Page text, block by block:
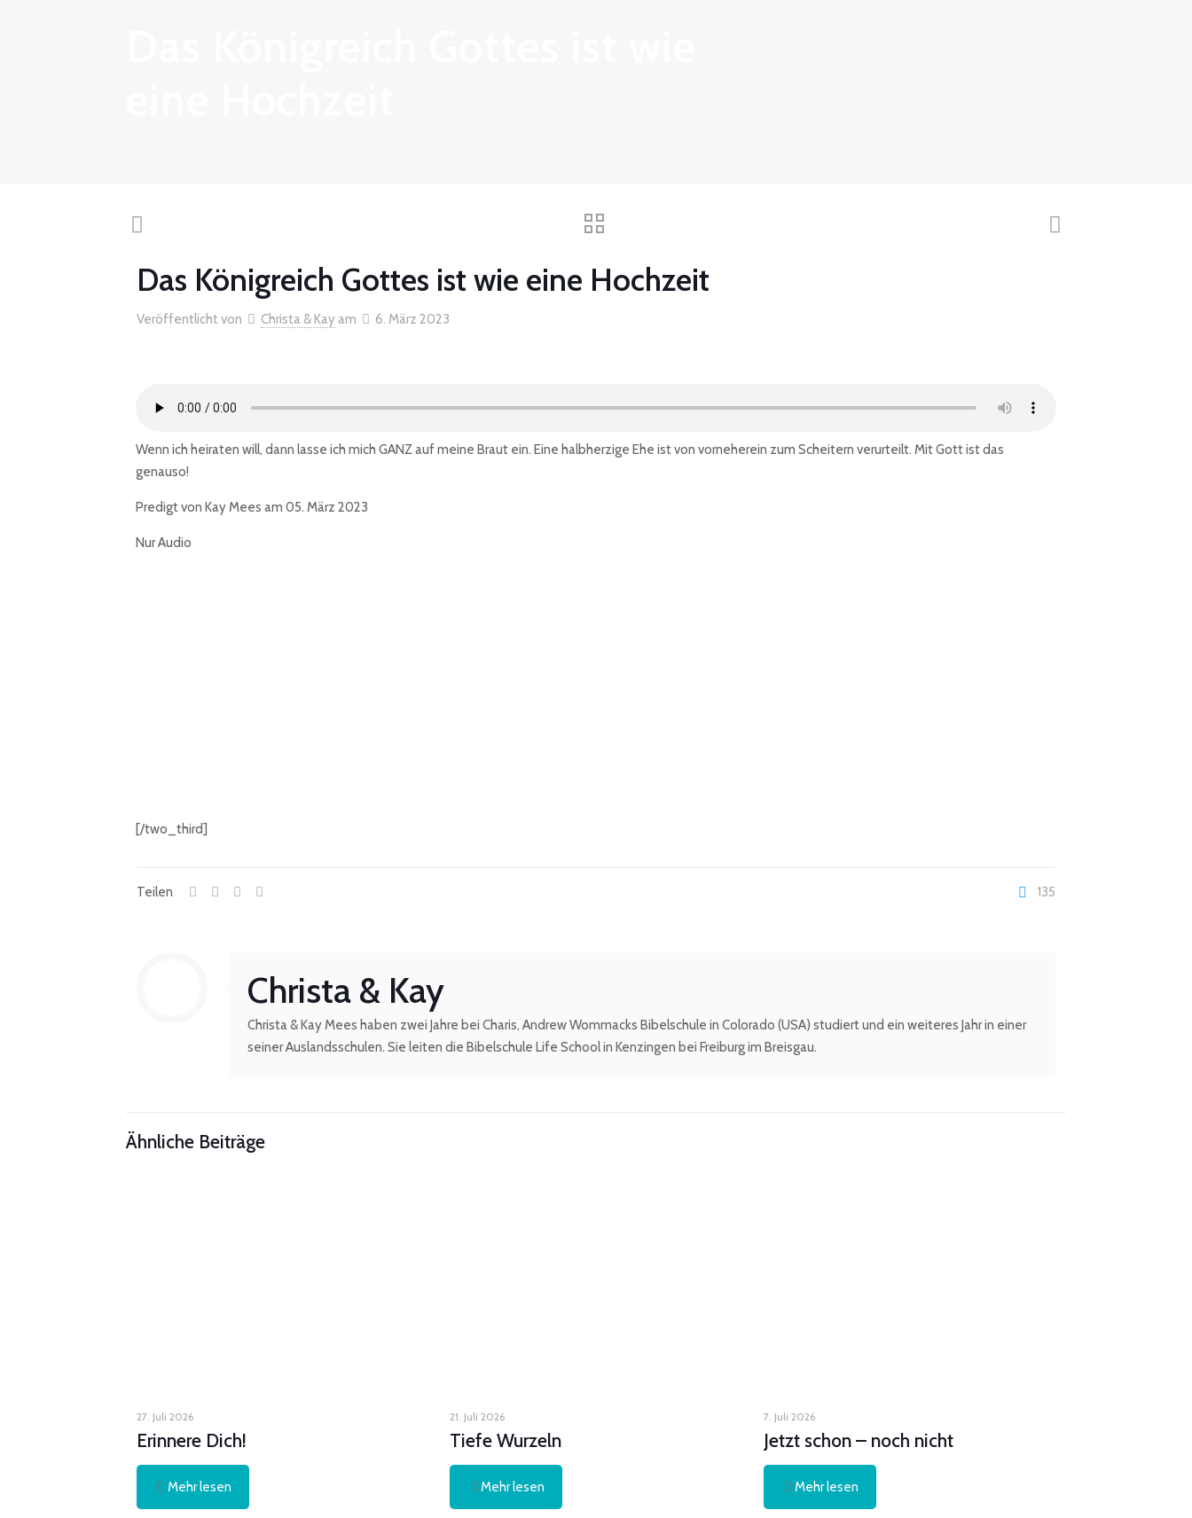
Das Königreich Gottes ist wie eine Hochzeit
Veröffentlicht von Christa & Kay am 6. März 2023
Wenn ich heiraten will, dann lasse ich mich GANZ auf meine Braut ein. Eine halbherzige Ehe ist von vorneherein zum Scheitern verurteilt. Mit Gott ist das
genauso!
Predigt von Kay Mees am 05. März 2023
Nur Audio
[/two_third]
Teilen 135
Christa & Kay
Christa & Kay Mees haben zwei Jahre bei Charis, Andrew Wommacks Bibelschule in Colorado (USA) studiert und ein weiteres Jahr in einer
seiner Auslandsschulen. Sie leiten die Bibelschule Life School in Kenzingen bei Freiburg im Breisgau.
Ähnliche Beiträge
27. Juli 2026
Erinnere Dich!
Mehr lesen
21. Juli 2026
Tiefe Wurzeln
Mehr lesen
7. Juli 2026
Jetzt schon – noch nicht
Mehr lesen